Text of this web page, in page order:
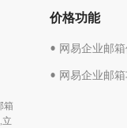
箱
立
价格功能
• 网易企业邮箱
• 网易企业邮